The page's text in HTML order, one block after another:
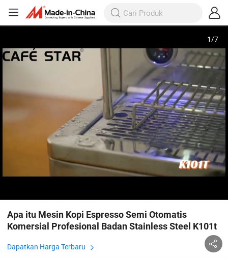
1/7
Apa itu Mesin Kopi Espresso Semi Otomatis
Komersial Profesional Badan Stainless Steel K101t
Dapatkan Harga Terbaru